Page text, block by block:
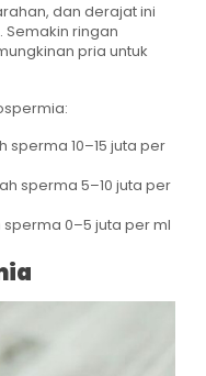
dan derajat ini
ringan
pria untuk
10–15 juta per
sperma 5–10 juta per
0–5 juta per ml